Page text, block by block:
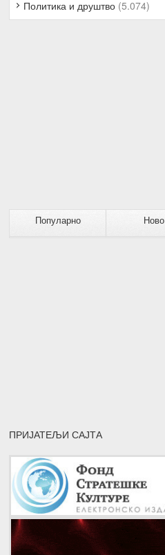
Политика и друштво (5.074)
Популарно Ново
ПРИЈАТЕЉИ САЈТА